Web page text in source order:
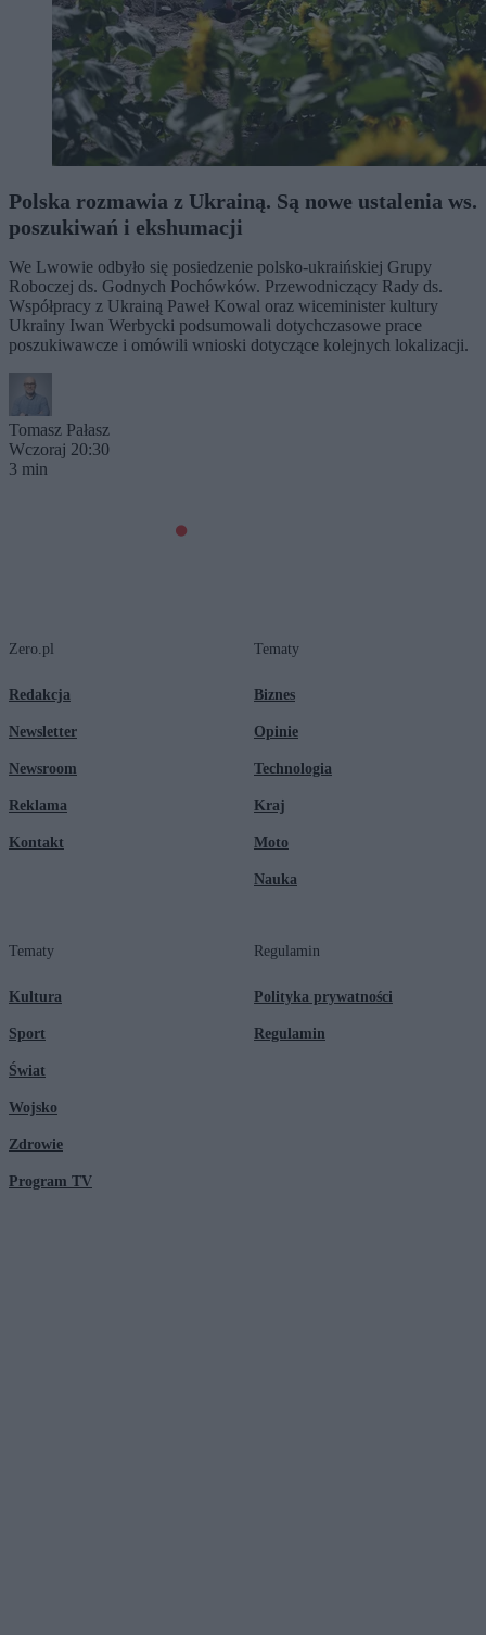
Polska rozmawia z Ukrainą. Są nowe ustalenia ws.
poszukiwań i ekshumacji
We Lwowie odbyło się posiedzenie polsko-ukraińskiej Grupy
Roboczej ds. Godnych Pochówków. Przewodniczący Rady ds.
Współpracy z Ukrainą Paweł Kowal oraz wiceminister kultury
Ukrainy Iwan Werbycki podsumowali dotychczasowe prace
poszukiwawcze i omówili wnioski dotyczące kolejnych lokalizacji.
Tomasz Pałasz
Wczoraj 20:30
3 min
Zero.pl
Redakcja
Newsletter
Newsroom
Reklama
Kontakt
Tematy
Biznes
Opinie
Technologia
Kraj
Moto
Nauka
Tematy
Kultura
Sport
Świat
Wojsko
Zdrowie
Program TV
Regulamin
Polityka prywatności
Regulamin